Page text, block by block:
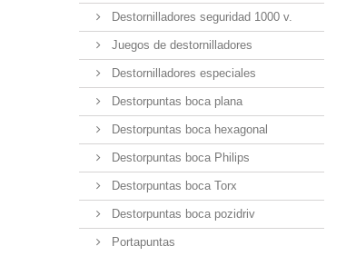
Destornilladores seguridad 1000 v.
Juegos de destornilladores
Destornilladores especiales
Destorpuntas boca plana
Destorpuntas boca hexagonal
Destorpuntas boca Philips
Destorpuntas boca Torx
Destorpuntas boca pozidriv
Portapuntas